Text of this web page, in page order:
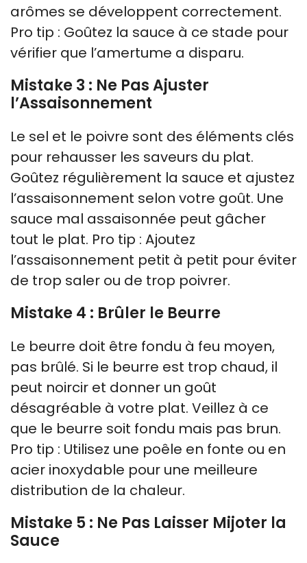
arômes se développent correctement.
Pro tip : Goûtez la sauce à ce stade pour
vérifier que l’amertume a disparu.
Mistake 3 : Ne Pas Ajuster
l’Assaisonnement
Le sel et le poivre sont des éléments clés
pour rehausser les saveurs du plat.
Goûtez régulièrement la sauce et ajustez
l’assaisonnement selon votre goût. Une
sauce mal assaisonnée peut gâcher
tout le plat. Pro tip : Ajoutez
l’assaisonnement petit à petit pour éviter
de trop saler ou de trop poivrer.
Mistake 4 : Brûler le Beurre
Le beurre doit être fondu à feu moyen,
pas brûlé. Si le beurre est trop chaud, il
peut noircir et donner un goût
désagréable à votre plat. Veillez à ce
que le beurre soit fondu mais pas brun.
Pro tip : Utilisez une poêle en fonte ou en
acier inoxydable pour une meilleure
distribution de la chaleur.
Mistake 5 : Ne Pas Laisser Mijoter la
Sauce